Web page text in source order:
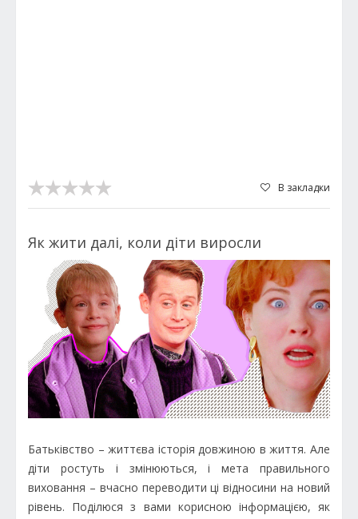
В закладки
Як жити далі, коли діти виросли
Батьківство – життєва історія довжиною в життя. Але
діти ростуть і змінюються, і мета правильного
виховання – вчасно переводити ці відносини на новий
рівень. Поділюся з вами корисною інформацією, як